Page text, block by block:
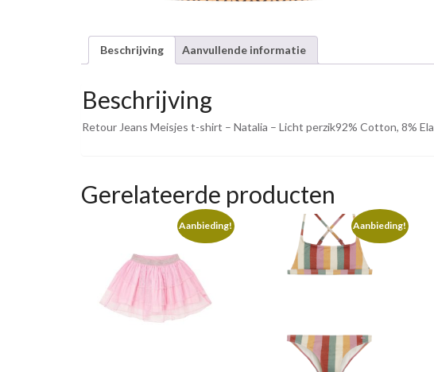
Beschrijving Aanvullende informatie
Beschrijving
Retour Jeans Meisjes t-shirt – Natalia – Licht perzik92% Cotton, 8%
Gerelateerde producten
Aanbieding! Aanbieding!